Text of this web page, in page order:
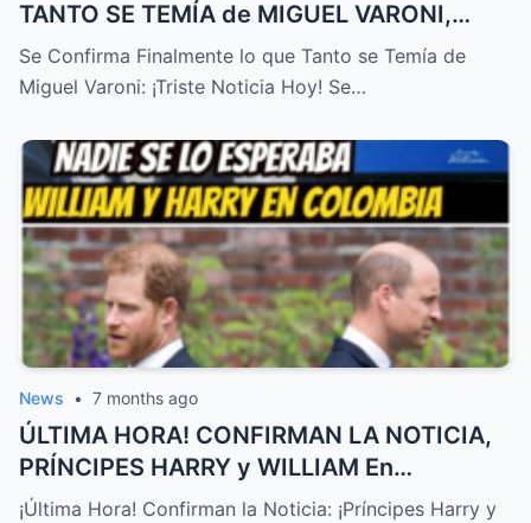
TANTO SE TEMÍA de MIGUEL VARONI,
TRISTE NOTICIA HOY! – HTT
Se Confirma Finalmente lo que Tanto se Temía de
Miguel Varoni: ¡Triste Noticia Hoy! Se…
News • 7 months ago
ÚLTIMA HORA! CONFIRMAN LA NOTICIA,
PRÍNCIPES HARRY y WILLIAM En
COLOMBIA! NADIE SE LO ESPERABA – HTT
¡Última Hora! Confirman la Noticia: ¡Príncipes Harry y